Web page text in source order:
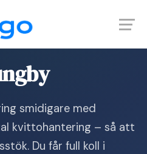
smidigare med
kvittohantering – så att
Du får full koll i